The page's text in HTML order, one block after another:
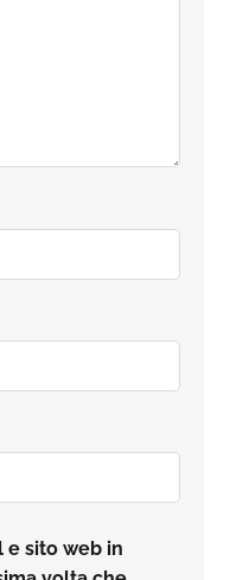
e sito web in